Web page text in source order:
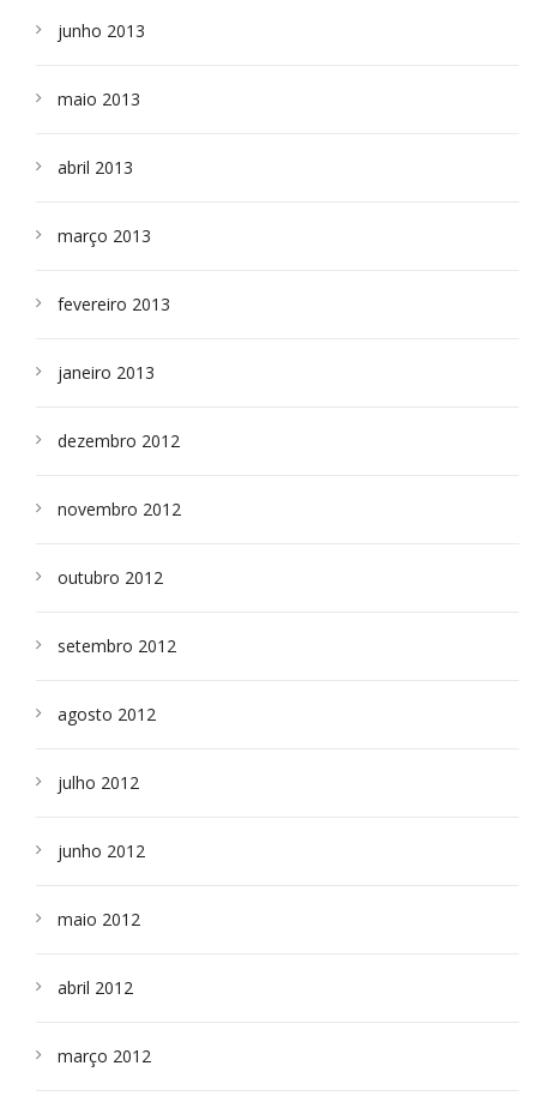
junho 2013
maio 2013
abril 2013
março 2013
fevereiro 2013
janeiro 2013
dezembro 2012
novembro 2012
outubro 2012
setembro 2012
agosto 2012
julho 2012
junho 2012
maio 2012
abril 2012
março 2012